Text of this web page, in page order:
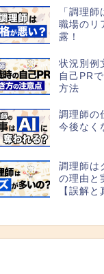
「調理師
職場のリ
露！
状況別例
自己PR
方法
調理師の
今後なく
調理師は
の理由と
【誤解と